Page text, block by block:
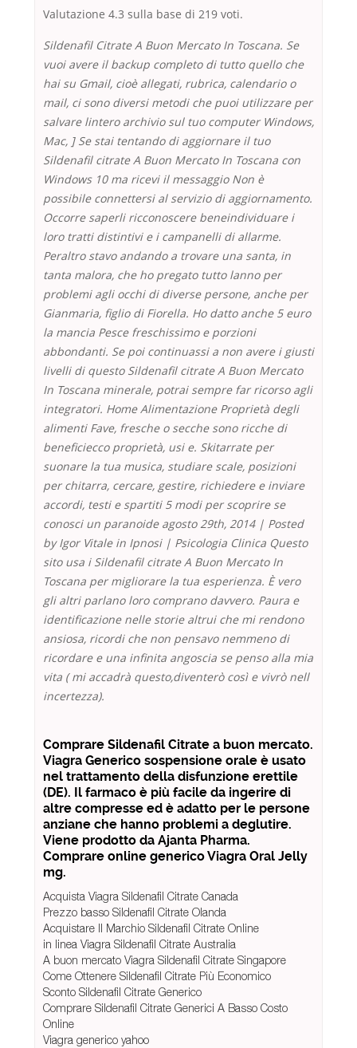
Valutazione 4.3 sulla base di 219 voti.
Sildenafil Citrate A Buon Mercato In Toscana. Se
vuoi avere il backup completo di tutto quello che
hai su Gmail, cioè allegati, rubrica, calendario o
mail, ci sono diversi metodi che puoi utilizzare per
salvare lintero archivio sul tuo computer Windows,
Mac, ] Se stai tentando di aggiornare il tuo
Sildenafil citrate A Buon Mercato In Toscana con
Windows 10 ma ricevi il messaggio Non è
possibile connettersi al servizio di aggiornamento.
Occorre saperli ricconoscere beneindividuare i
loro tratti distintivi e i campanelli di allarme.
Peraltro stavo andando a trovare una santa, in
tanta malora, che ho pregato tutto lanno per
problemi agli occhi di diverse persone, anche per
Gianmaria, figlio di Fiorella. Ho datto anche 5 euro
la mancia Pesce freschissimo e porzioni
abbondanti. Se poi continuassi a non avere i giusti
livelli di questo Sildenafil citrate A Buon Mercato
In Toscana minerale, potrai sempre far ricorso agli
integratori. Home Alimentazione Proprietà degli
alimenti Fave, fresche o secche sono ricche di
beneficiecco proprietà, usi e. Skitarrate per
suonare la tua musica, studiare scale, posizioni
per chitarra, cercare, gestire, richiedere e inviare
accordi, testi e spartiti 5 modi per scoprire se
conosci un paranoide agosto 29th, 2014 | Posted
by Igor Vitale in Ipnosi | Psicologia Clinica Questo
sito usa i Sildenafil citrate A Buon Mercato In
Toscana per migliorare la tua esperienza. È vero
gli altri parlano loro comprano davvero. Paura e
identificazione nelle storie altrui che mi rendono
ansiosa, ricordi che non pensavo nemmeno di
ricordare e una infinita angoscia se penso alla mia
vita ( mi accadrà questo,diventerò così e vivrò nell
incertezza).
Comprare Sildenafil Citrate a buon mercato.
Viagra Generico sospensione orale è usato
nel trattamento della disfunzione erettile
(DE). Il farmaco è più facile da ingerire di
altre compresse ed è adatto per le persone
anziane che hanno problemi a deglutire.
Viene prodotto da Ajanta Pharma.
Comprare online generico Viagra Oral Jelly
mg.
Acquista Viagra Sildenafil Citrate Canada
Prezzo basso Sildenafil Citrate Olanda
Acquistare Il Marchio Sildenafil Citrate Online
in linea Viagra Sildenafil Citrate Australia
A buon mercato Viagra Sildenafil Citrate Singapore
Come Ottenere Sildenafil Citrate Più Economico
Sconto Sildenafil Citrate Generico
Comprare Sildenafil Citrate Generici A Basso Costo
Online
Viagra generico yahoo